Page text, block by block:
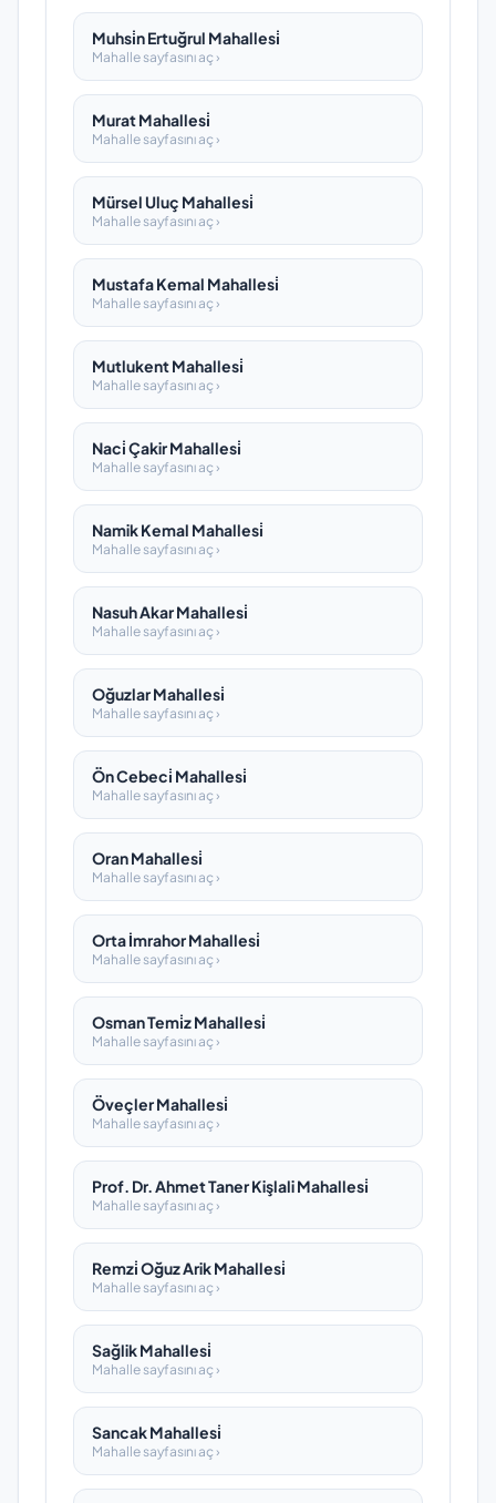
Muhsi̇n Ertuğrul Mahallesi̇
Mahalle sayfasını aç ›
Murat Mahallesi̇
Mahalle sayfasını aç ›
Mürsel Uluç Mahallesi̇
Mahalle sayfasını aç ›
Mustafa Kemal Mahallesi̇
Mahalle sayfasını aç ›
Mutlukent Mahallesi̇
Mahalle sayfasını aç ›
Naci̇ Çakir Mahallesi̇
Mahalle sayfasını aç ›
Namik Kemal Mahallesi̇
Mahalle sayfasını aç ›
Nasuh Akar Mahallesi̇
Mahalle sayfasını aç ›
Oğuzlar Mahallesi̇
Mahalle sayfasını aç ›
Ön Cebeci̇ Mahallesi̇
Mahalle sayfasını aç ›
Oran Mahallesi̇
Mahalle sayfasını aç ›
Orta İmrahor Mahallesi̇
Mahalle sayfasını aç ›
Osman Temi̇z Mahallesi̇
Mahalle sayfasını aç ›
Öveçler Mahallesi̇
Mahalle sayfasını aç ›
Prof. Dr. Ahmet Taner Kişlali Mahallesi̇
Mahalle sayfasını aç ›
Remzi̇ Oğuz Arik Mahallesi̇
Mahalle sayfasını aç ›
Sağlik Mahallesi̇
Mahalle sayfasını aç ›
Sancak Mahallesi̇
Mahalle sayfasını aç ›